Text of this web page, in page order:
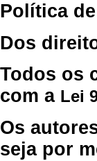
Política
Dos
Todos os
com a Lei
Os
seja por